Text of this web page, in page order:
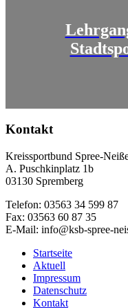
Kontakt
Kreissportbund Spree-
A. Puschkinplatz 1b
03130 Spremberg
Telefon: 03563 34 599 87
Fax: 03563 60 87 35
E-Mail: info@ksb-spree-
Startseite
Aktuell
Impressum
Datenschutz
Kontakt